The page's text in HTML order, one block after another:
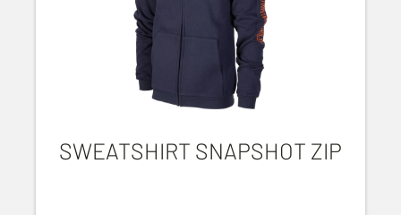
SWEATSHIRT SNAPSHOT ZIP